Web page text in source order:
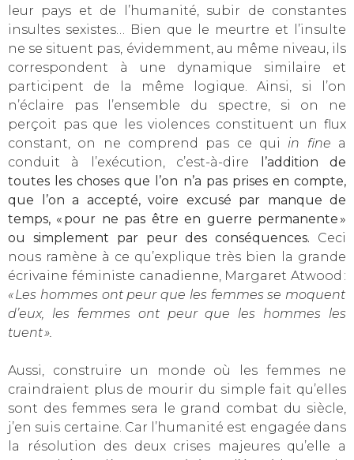
leur pays et de l’humanité, subir de constantes
insultes sexistes… Bien que le meurtre et l’insulte
ne se situent pas, évidemment, au même niveau, ils
correspondent à une dynamique similaire et
participent de la même logique. Ainsi, si l’on
n’éclaire pas l’ensemble du spectre, si on ne
perçoit pas que les violences constituent un flux
constant, on ne comprend pas ce qui in fine a
conduit à l’exécution, c’est-à-dire
l’addition de
toutes les choses que l’on n’a pas prises en compte,
que l’on a accepté, voire excusé par manque de
temps, « pour ne pas être en guerre permanente »
ou simplement par peur des conséquences. Ceci
nous ramène à ce qu’explique très bien la grande
écrivaine féministe canadienne, Margaret Atwood :
« Les hommes ont peur que les femmes se moquent
d’eux, les femmes ont peur que les hommes les
tuent ».
Aussi, construire un monde où les femmes ne
craindraient plus de mourir du simple fait qu’elles
sont des femmes sera le grand combat du siècle,
j’en suis certaine. Car l’humanité est engagée dans
la résolution des deux crises majeures qu’elle a